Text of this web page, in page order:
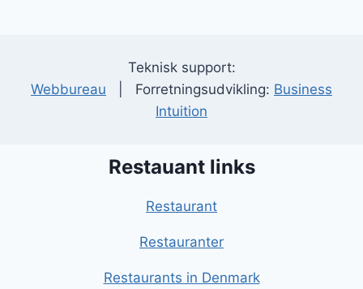
Teknisk support:
Webbureau | Forretningsudvikling: Business
Intuition
Restauant links
Restaurant
Restauranter
Restaurants in Denmark